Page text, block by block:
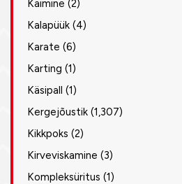
Käimine (2)
Kalapüük (4)
Karate (6)
Karting (1)
Käsipall (1)
Kergejõustik (1,307)
Kikkpoks (2)
Kirveviskamine (3)
Kompleksüritus (1)